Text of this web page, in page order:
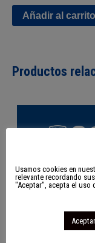
y
contacto
cantidad
Añadir al carrito
Productos
Usamos cookies en
relevante recordando
"Aceptar", acepta el uso
Aceptar